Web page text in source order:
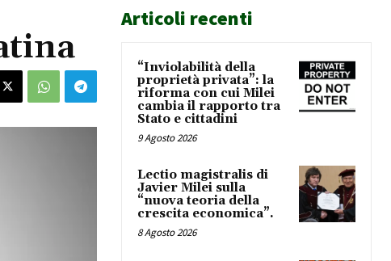
Articoli recenti
“Inviolabilità della
proprietà privata”: la
riforma con cui Milei
cambia il rapporto tra
Stato e cittadini
9 Agosto 2026
Lectio magistralis di
Javier Milei sulla
“nuova teoria della
crescita economica”.
8 Agosto 2026